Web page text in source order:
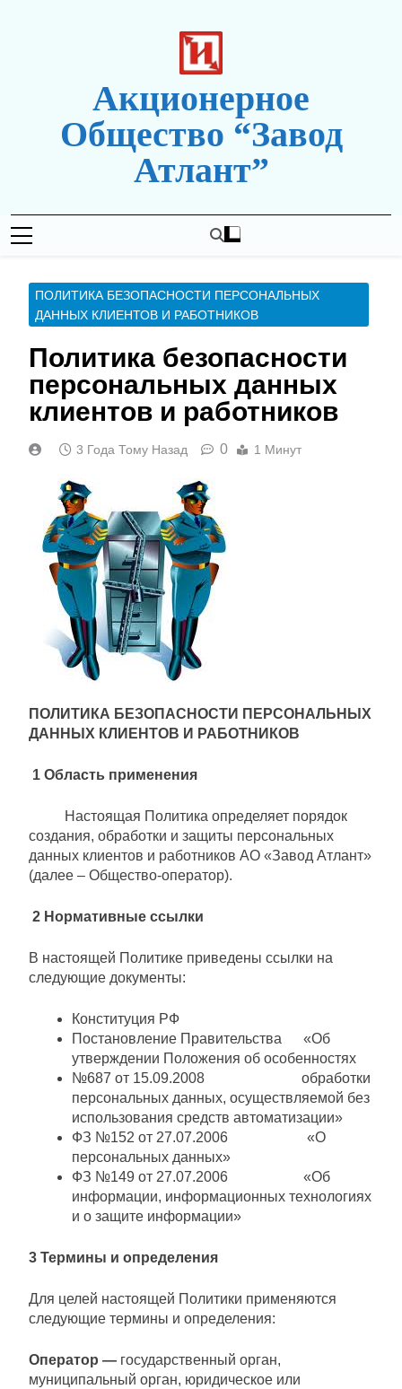
Акционерное
Общество “Завод
Атлант”
ПОЛИТИКА БЕЗОПАСНОСТИ ПЕРСОНАЛЬНЫХ
ДАННЫХ КЛИЕНТОВ И РАБОТНИКОВ
Политика безопасности
персональных данных
клиентов и работников
3 Года Тому Назад 0 1 Минут
ПОЛИТИКА БЕЗОПАСНОСТИ ПЕРСОНАЛЬНЫХ
ДАННЫХ КЛИЕНТОВ И РАБОТНИКОВ
1 Область применения
Настоящая Политика определяет порядок
создания, обработки и защиты персональных
данных клиентов и работников АО «Завод Атлант»
(далее – Общество-оператор).
2 Нормативные ссылки
В настоящей Политике приведены ссылки на
следующие документы:
Конституция РФ
Постановление Правительства «Об
утверждении Положения об особенностях
№687 от 15.09.2008 обработки
персональных данных, осуществляемой без
использования средств автоматизации»
ФЗ №152 от 27.07.2006 «О
персональных данных»
ФЗ №149 от 27.07.2006 «Об
информации, информационных технологиях
и о защите информации»
3 Термины и определения
Для целей настоящей Политики применяются
следующие термины и определения:
Оператор — государственный орган,
муниципальный орган, юридическое или